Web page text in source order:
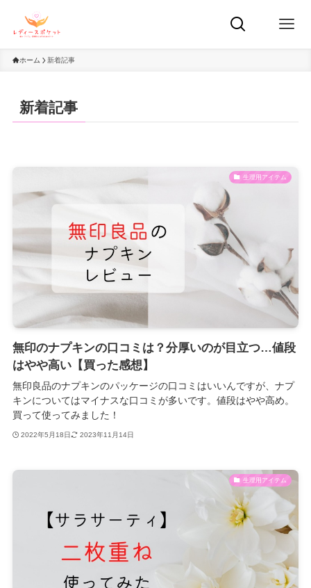
ホーム 新着記事
新着記事
生理用アイテム
無印のナプキンの口コミは？分厚いのが目立つ…値段
はやや高い【買った感想】
無印良品のナプキンのパッケージの口コミはいいんですが、ナプ
キンについてはマイナスな口コミが多いです。値段はやや高め。
買って使ってみました！
2022年5月18日 2023年11月14日
生理用アイテム